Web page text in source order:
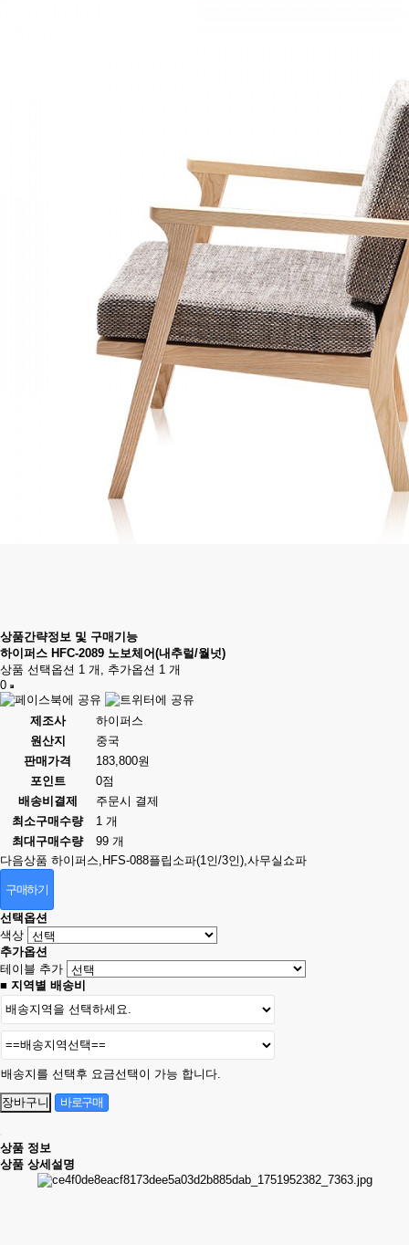
상품간략정보 및 구매기능
하이퍼스 HFC-2089 노보체어(내추럴/월넛)
상품 선택옵션 1 개, 추가옵션 1 개
0
제조사
하이퍼스
원산지
중국
판매가격
183,800원
포인트
0점
배송비결제
주문시 결제
최소구매수량
1 개
최대구매수량
99 개
다음상품 하이퍼스,HFS-088플립소파(1인/3인),사무실쇼파
구매하기
선택옵션
색상
추가옵션
테이블 추가
■ 지역별 배송비
배송지를 선택후 요금선택이 가능 합니다.
상품 정보
상품 상세설명